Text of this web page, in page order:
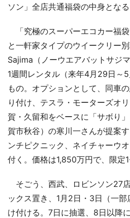
ソン」全店共通福袋の中身となる
「究極のスーパーエコカー福
と一軒家タイプのウイークリー
Sajima（ノーウエアバットサジ
1週間レンタル（来年4月29日～
もの。オプションとして、同車
り付け、テスラ・モーターズオ
賀・久留和をベースに「サボり
賀市秋谷）の寒川一さんが提案
ンチピクニック、ネイチャーウ
付く。価格は1,850万円で、限定1
そごう、西武、ロビンソン27
ックス置き、1月2日・3日（一
け付ける。7日に抽選、8日以降